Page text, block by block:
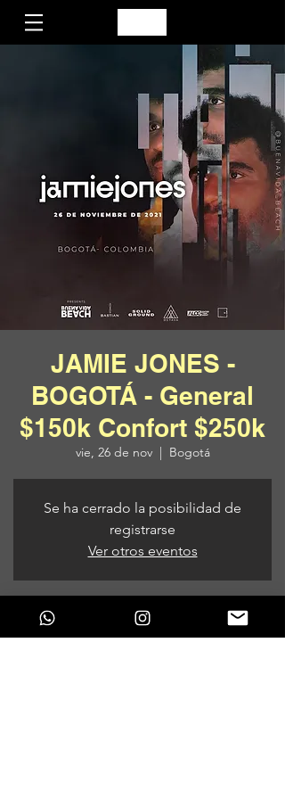
JAMIE JONES -
BOGOTÁ - General
$150k Confort $250k
vie, 26 de nov
  |
Bogotá
Se ha cerrado la posibilidad de
registrarse
Ver otros eventos
Horario y ubicación